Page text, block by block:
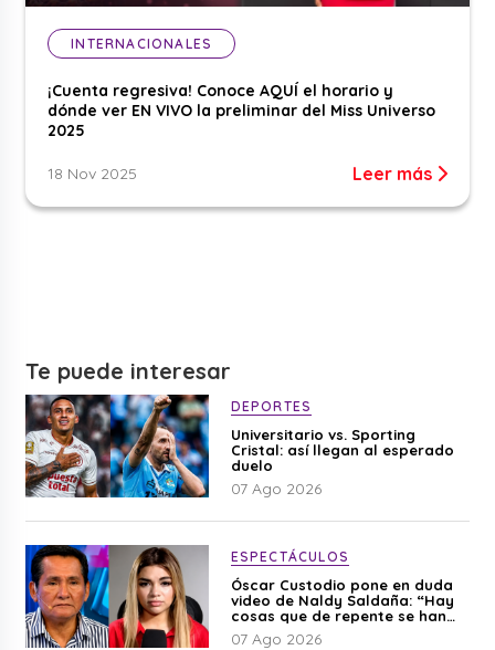
INTERNACIONALES
¡Cuenta regresiva! Conoce AQUÍ el horario y
dónde ver EN VIVO la preliminar del Miss Universo
2025
18 Nov 2025 Leer más
Te puede interesar
DEPORTES
Universitario vs. Sporting
Cristal: así llegan al esperado
duelo
07 Ago 2026
ESPECTÁCULOS
Óscar Custodio pone en duda
video de Naldy Saldaña: “Hay
cosas que de repente se han
editado”
07 Ago 2026